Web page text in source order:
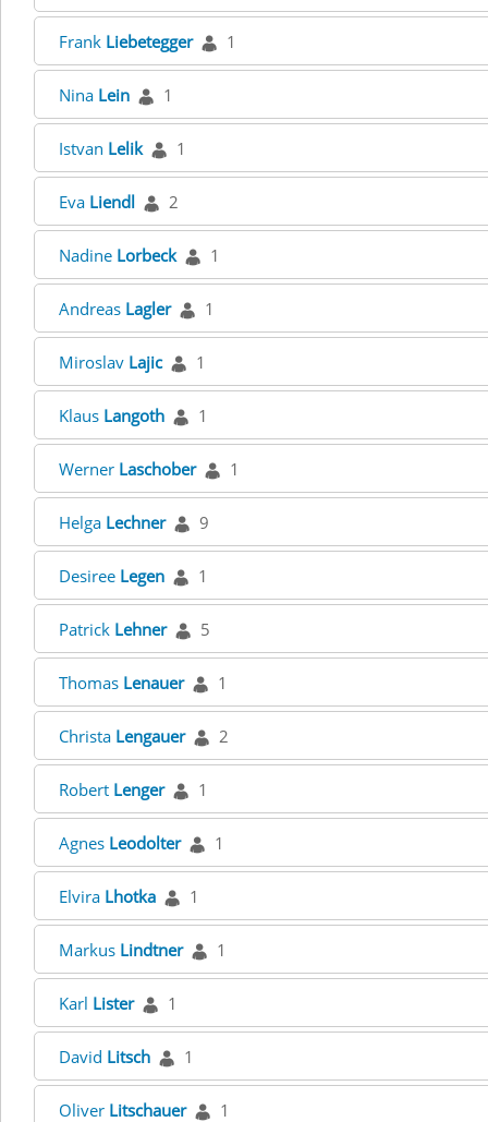
Frank Liebetegger 1
Nina Lein 1
Istvan Lelik 1
Eva Liendl 2
Nadine Lorbeck 1
Andreas Lagler 1
Miroslav Lajic 1
Klaus Langoth 1
Werner Laschober 1
Helga Lechner 9
Desiree Legen 1
Patrick Lehner 5
Thomas Lenauer 1
Christa Lengauer 2
Robert Lenger 1
Agnes Leodolter 1
Elvira Lhotka 1
Markus Lindtner 1
Karl Lister 1
David Litsch 1
Oliver Litschauer 1